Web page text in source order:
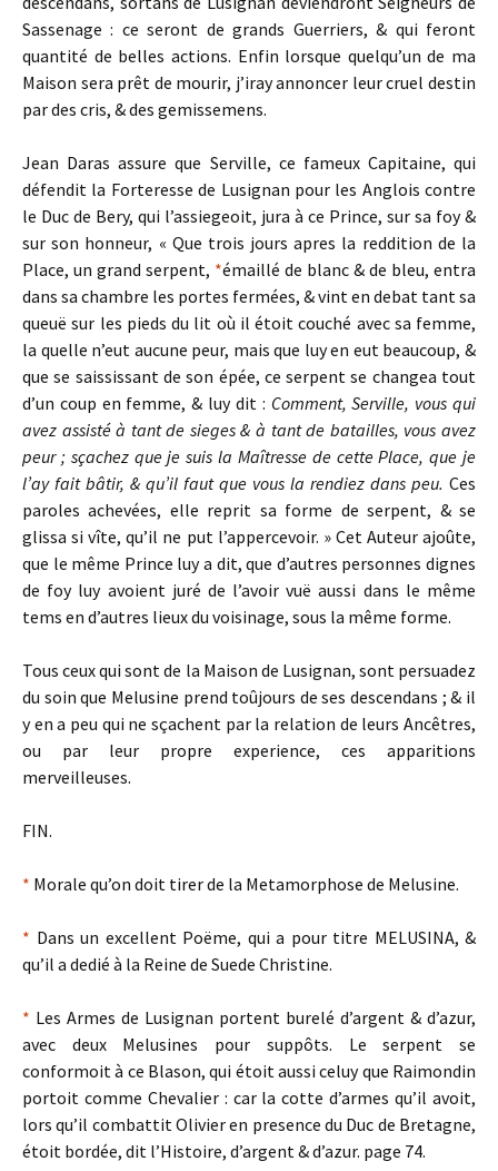
Sassenage : ce seront de grands Guerriers, & qui feront
quantité de belles actions. Enfin lorsque quelqu’un de ma
Maison sera prêt de mourir, j’iray annoncer leur cruel destin
par des cris, & des gemissemens.
Jean Daras assure que Serville, ce fameux Capitaine, qui
défendit la Forteresse de Lusignan pour les Anglois contre
le Duc de Bery, qui l’assiegeoit, jura à ce Prince, sur sa foy &
sur son honneur, « Que trois jours apres la reddition de la
Place, un grand serpent, *émaillé de blanc & de bleu, entra
dans sa chambre les portes fermées, & vint en debat tant sa
queuë sur les pieds du lit où il étoit couché avec sa femme,
la quelle n’eut aucune peur, mais que luy en eut beaucoup, &
que se saississant de son épée, ce serpent se changea tout
d’un coup en femme, & luy dit : Comment, Serville, vous qui
avez assisté à tant de sieges & à tant de batailles, vous avez
peur ; sçachez que je suis la Maîtresse de cette Place, que je
l’ay fait bâtir, & qu’il faut que vous la rendiez dans peu. Ces
paroles achevées, elle reprit sa forme de serpent, & se
glissa si vîte, qu’il ne put l’appercevoir. » Cet Auteur ajoûte,
que le même Prince luy a dit, que d’autres personnes dignes
de foy luy avoient juré de l’avoir vuë aussi dans le même
tems en d’autres lieux du voisinage, sous la même forme.
Tous ceux qui sont de la Maison de Lusignan, sont persuadez
du soin que Melusine prend toûjours de ses descendans ; & il
y en a peu qui ne sçachent par la relation de leurs Ancêtres,
ou par leur propre experience, ces apparitions
merveilleuses.
FIN.
* Morale qu’on doit tirer de la Metamorphose de Melusine.
* Dans un excellent Poëme, qui a pour titre MELUSINA, &
qu’il a dedié à la Reine de Suede Christine.
* Les Armes de Lusignan portent burelé d’argent & d’azur,
avec deux Melusines pour suppôts. Le serpent se
conformoit à ce Blason, qui étoit aussi celuy que Raimondin
portoit comme Chevalier : car la cotte d’armes qu’il avoit,
lors qu’il combattit Olivier en presence du Duc de Bretagne,
étoit bordée, dit l’Histoire, d’argent & d’azur. page 74.